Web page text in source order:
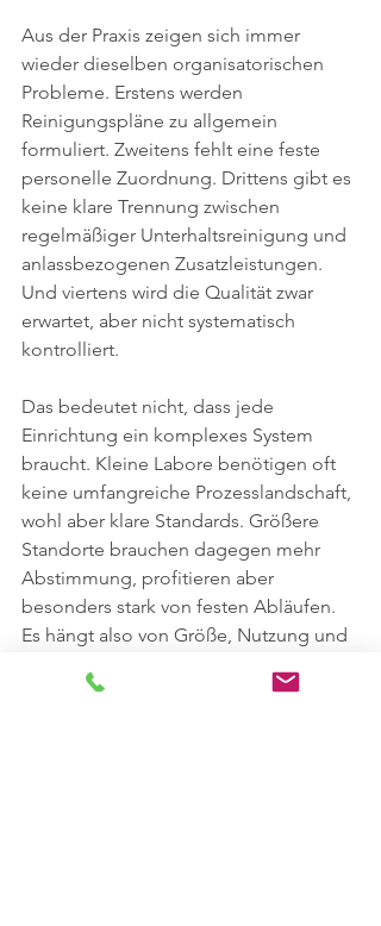
Aus der Praxis zeigen sich immer
wieder dieselben organisatorischen
Probleme. Erstens werden
Reinigungspläne zu allgemein
formuliert. Zweitens fehlt eine feste
personelle Zuordnung. Drittens gibt es
keine klare Trennung zwischen
regelmäßiger Unterhaltsreinigung und
anlassbezogenen Zusatzleistungen.
Und viertens wird die Qualität zwar
erwartet, aber nicht systematisch
kontrolliert.
Das bedeutet nicht, dass jede
Einrichtung ein komplexes System
braucht. Kleine Labore benötigen oft
keine umfangreiche Prozesslandschaft,
wohl aber klare Standards. Größere
Standorte brauchen dagegen mehr
Abstimmung, profitieren aber
besonders stark von festen Abläufen.
Es hängt also von Größe, Nutzung und
Grundsatz bleibt gleich: Je klarer der